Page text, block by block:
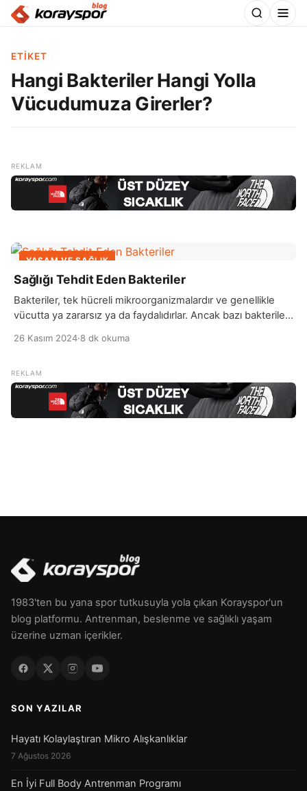
ETIKET
Hangi Bakteriler Hangi Yolla
Vücudumuza Girerler?
YAŞAM VE SAĞLIK
Sağlığı Tehdit Eden Bakteriler
Bakteriler, tek hücreli mikroorganizmalardır ve genellikle
vücutta ya zararsız ya da faydalıdırlar. Ancak bazı bakteriler,
tetikleyebilir. Örneğin, Escherichia coli (E. coli) bakterisi,
sindirim sistemi rahatsızlıklarına, ishal ve mide bulantısı gibi
belirtilere yol açabilirken, Salmonella ve […]
26 Kasım 2024·8 dk okuma
1983'ten bu yana spor tutkusuyla yola çıkan Korayspor'un
blog platformu. Antrenman, beslenme ve sağlıklı yaşam
üzerine uzman içerikler.
SON YAZILAR
Hayatı Kolaylaştıran Mikro Alışkanlıklar
7 Ağustos 2026
En İyi Full Body Antrenman Programı